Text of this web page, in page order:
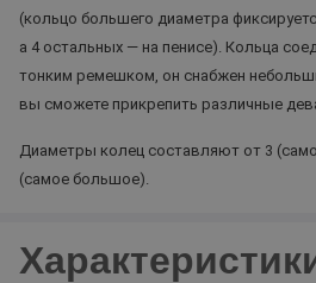
(кольцо большего диаметра
а 4 остальных — на пенисе). Кольца
тонким ремешком, он снабжен
вы сможете прикрепить различные
Диаметры колец составляют от 3
(самое большое).